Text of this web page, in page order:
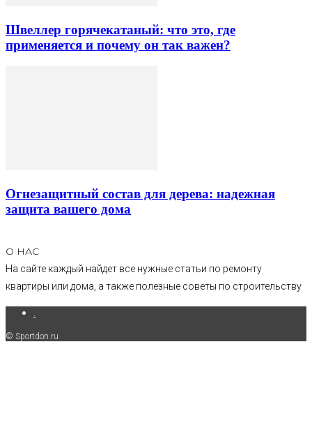
Швеллер горячекатаный: что это, где
применяется и почему он так важен?
Огнезащитный состав для дерева: надежная
защита вашего дома
О НАС
На сайте каждый найдет все нужные статьи по ремонту
квартиры или дома, а также полезные советы по строительству
© Sportdon.ru